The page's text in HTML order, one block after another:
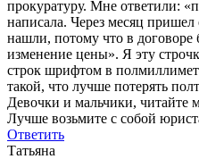
прокуратуру. Мне ответили:
написала. Через месяц
нашли, потому что в
изменение цены». Я эту
строк шрифтом в
такой, что лучше потерять
Девочки и мальчики, читайте
Лучше возьмите с собой
Ответить
Татьяна